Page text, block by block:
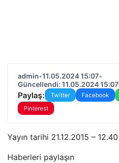
admin•11.05.2024 15:07•
Güncellendi: 11.05.2024 15:07
Paylaş: Twitter Facebook
Pinterest
Yayın tarihi 21.12.2015 – 12.40
Haberleri paylaşın